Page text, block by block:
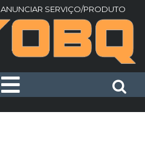
ANUNCIAR SERVIÇO/PRODUTO